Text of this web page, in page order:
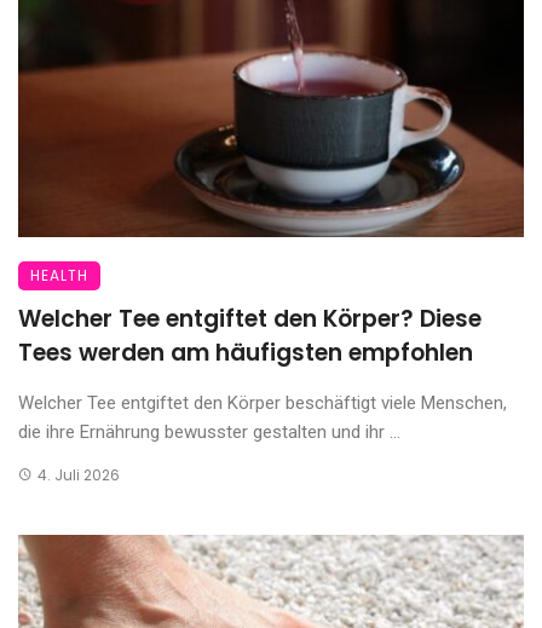
HEALTH
Welcher Tee entgiftet den Körper? Diese
Tees werden am häufigsten empfohlen
Welcher Tee entgiftet den Körper beschäftigt viele Menschen,
die ihre Ernährung bewusster gestalten und ihr ...
4. Juli 2026